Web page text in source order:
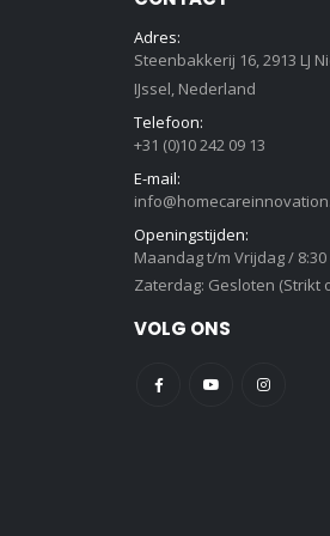
Adres:
Steenbakkerij 16, 2913 LJ
IJssel, Nederland
Telefoon:
+31 (0)10 242 09 13
E-mail:
Openingstijden:
Maandag t/m Vrijdag / 8:30
Zaterdag: Gesloten (Strikt
VOLG ONS